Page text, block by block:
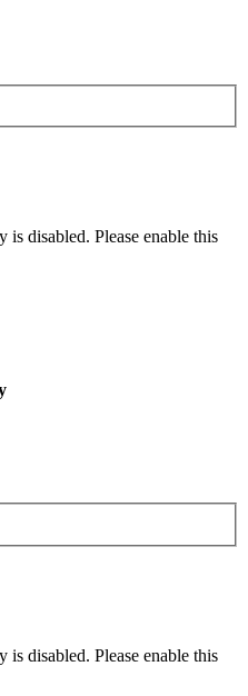
disabled. Please enable this
disabled. Please enable this